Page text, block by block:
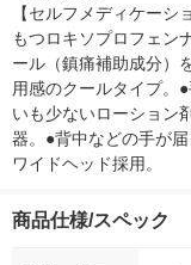
【セルフメディケー
もつロキソプロフェン
ール（鎮痛補助成分）
用感のクールタイプ。
いも少ないローション
器。●背中などの手が
ワイドヘッド採用。
商品仕様/スペック